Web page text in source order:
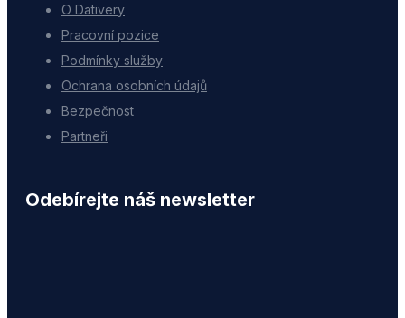
O Dativery
Pracovní pozice
Podmínky služby
Ochrana osobních údajů
Bezpečnost
Partneři
Odebírejte náš newsletter